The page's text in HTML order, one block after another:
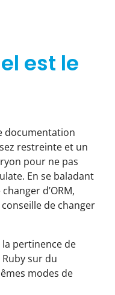
est le
documentation
restreinte et un
pour ne pas
En se baladant
d’ORM,
de changer
pertinence de
sur du
modes de